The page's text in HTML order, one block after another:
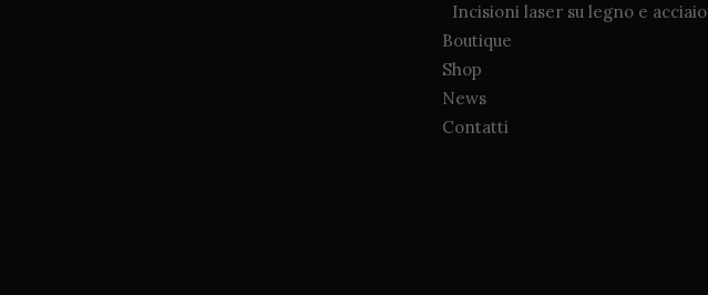
Incisioni laser su legno e acciaio
Boutique
Shop
News
Contatti